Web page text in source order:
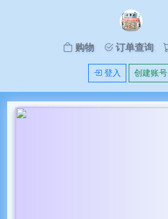
购物 订单查询
登入 创建账号